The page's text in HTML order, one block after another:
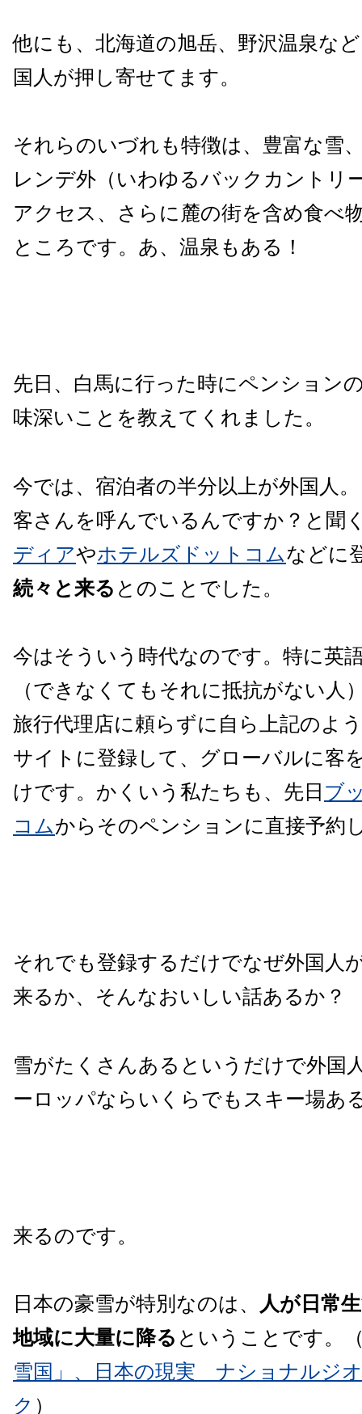
他にも、北海道の旭岳、野沢温泉な
国人が押し寄せてます。
それらのいづれも特徴は、豊富な雪
レンデ外（いわゆるバックカントリ
アクセス、さらに麓の街を含め食べ
ところです。あ、温泉もある！
先日、白馬に行った時にペンション
味深いことを教えてくれました。
今では、宿泊者の半分以上が外国人
客さんを呼んでいるんですか？と聞
ディアやホテルズドットコムなどに
続々と来る とのことでした。
今はそういう時代なのです。特に英
（できなくてもそれに抵抗がない人
旅行代理店に頼らずに自ら上記のよ
サイトに登録して、グローバルに客
けです。かくいう私たちも、先日 ブ
コムからそのペンションに直接予約
それでも登録するだけでなぜ外国人
来るか、そんなおいしい話あるか？
雪がたくさんあるというだけで外国
ーロッパならいくらでもスキー場あ
来るのです。
日本の豪雪が特別なのは、
人が日常
地域に大量に降る ということです。
雪国」、日本の現実 ナショナルジ
ク ）